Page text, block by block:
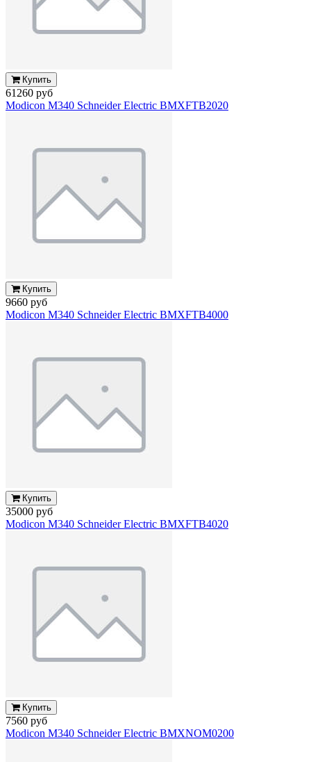
Купить
61260 руб
Modicon M340 Schneider Electric BMXFTB2020
Купить
9660 руб
Modicon M340 Schneider Electric BMXFTB4000
Купить
35000 руб
Modicon M340 Schneider Electric BMXFTB4020
Купить
7560 руб
Modicon M340 Schneider Electric BMXNOM0200